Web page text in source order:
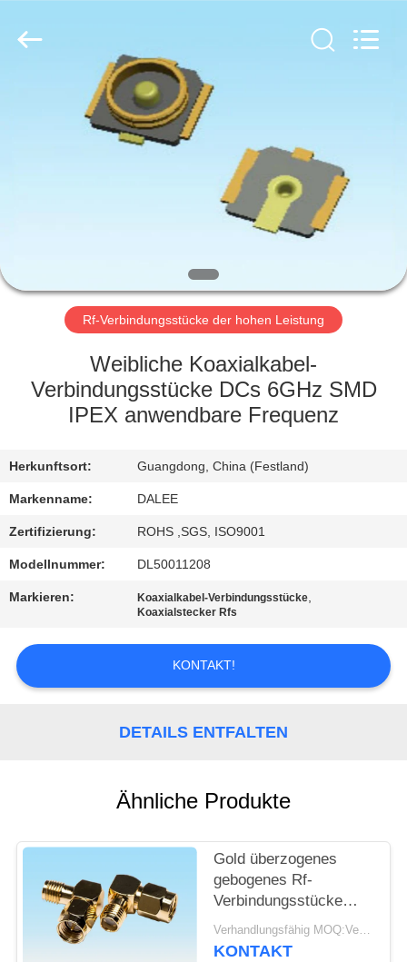
PRODUKTE
FABRIK-
AUSFLUG
QUALITÄTSKONTROLLE
SIE
MIT
UNS
IN
VERBINDUNG
FORDERN
SIE
SITEMAP
PRIVACY
POLICY
Reserved.
Developed
Rf-Verbindungsstücke der hohen Leistung
Weibliche Koaxialkabel-
Verbindungsstücke DCs 6GHz SMD
IPEX anwendbare Frequenz
Herkunftsort: Guangdong, China (Festland)
Markenname: DALEE
Zertifizierung: ROHS ,SGS, ISO9001
Modellnummer: DL50011208
Markieren: Koaxialkabel-Verbindungsstücke,
Koaxialstecker Rfs
KONTAKT!
DETAILS ENTFALTEN
Ähnliche Produkte
Gold überzogenes
gebogenes Rf-
Verbindungsstücke
UL94V-0 der hohen
Leistung materielles in
Verhandlungsfähig MOQ:Verhandelbar
KONTAKT